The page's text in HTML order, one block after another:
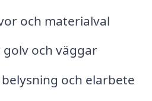
och materialval
golv och väggar
och elarbete